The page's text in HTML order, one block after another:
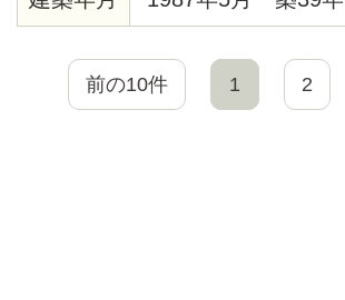
です。
前の10件 1 2